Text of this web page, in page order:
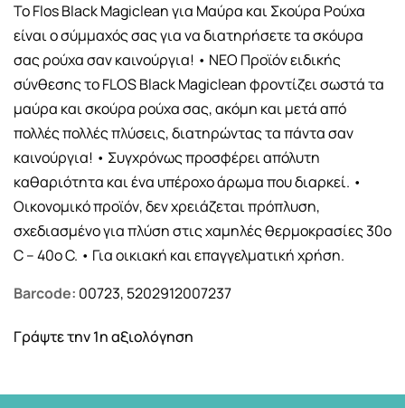
Το Flos Black Magiclean για Μαύρα και Σκούρα Ρούχα
είναι ο σύμμαχός σας για να διατηρήσετε τα σκόυρα
σας ρούχα σαν καινούργια! • ΝΕΟ Προϊόν ειδικής
σύνθεσης το FLOS Black Magiclean φροντίζει σωστά τα
μαύρα και σκούρα ρούχα σας, ακόμη και μετά από
πολλές πολλές πλύσεις, διατηρώντας τα πάντα σαν
καινούργια! • Συγχρόνως προσφέρει απόλυτη
καθαριότητα και ένα υπέροχο άρωμα που διαρκεί. •
Οικονομικό προϊόν, δεν χρειάζεται πρόπλυση,
σχεδιασμένο για πλύση στις χαμηλές θερμοκρασίες 30ο
C – 40ο C. • Για οικιακή και επαγγελματική χρήση.
Barcode: 00723, 5202912007237
Γράψτε την 1η αξιολόγηση